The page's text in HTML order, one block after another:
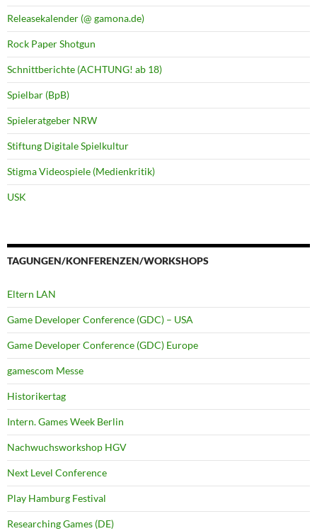
Releasekalender (@ gamona.de)
Rock Paper Shotgun
Schnittberichte (ACHTUNG! ab 18)
Spielbar (BpB)
Spieleratgeber NRW
Stiftung Digitale Spielkultur
Stigma Videospiele (Medienkritik)
USK
TAGUNGEN/KONFERENZEN/WORKSHOPS
Eltern LAN
Game Developer Conference (GDC) – USA
Game Developer Conference (GDC) Europe
gamescom Messe
Historikertag
Intern. Games Week Berlin
Nachwuchsworkshop HGV
Next Level Conference
Play Hamburg Festival
Researching Games (DE)